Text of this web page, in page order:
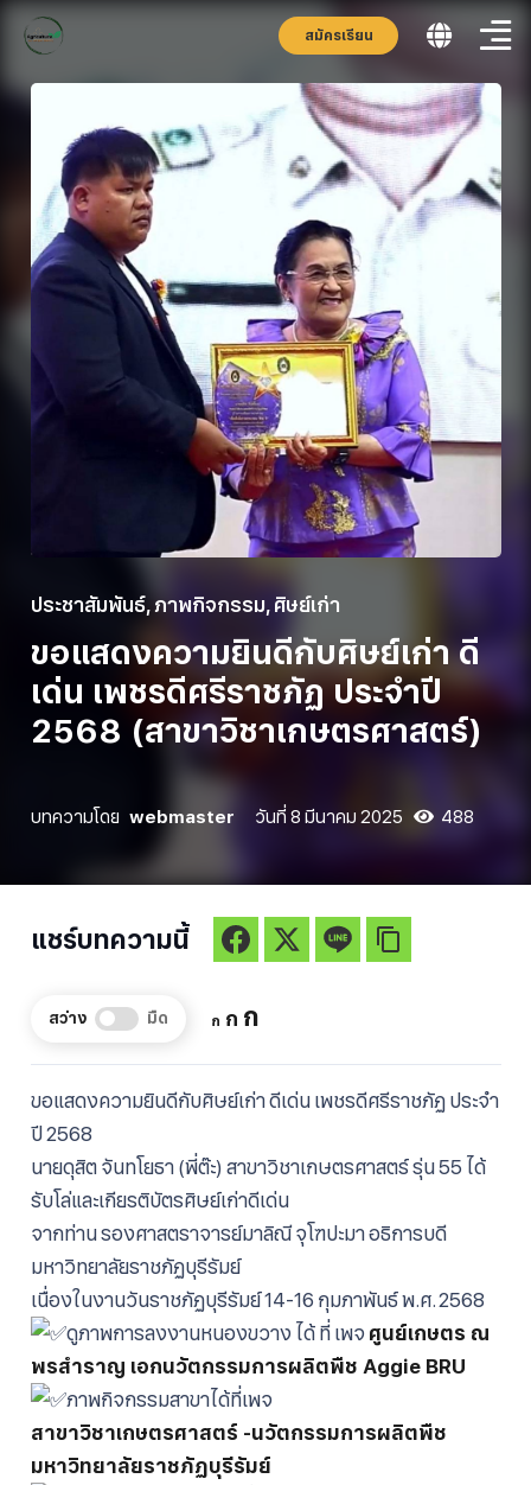
สมัครเรียน
ประชาสัมพันธ์, ภาพกิจกรรม, ศิษย์เก่า
ขอแสดงความยินดีกับศิษย์เก่า ดี
เด่น เพชรดีศรีราชภัฏ ประจำปี
2568 (สาขาวิชาเกษตรศาสตร์)
บทความโดย webmaster วันที่ 8 มีนาคม 2025 488
แชร์บทความนี้
สว่าง มืด กDecrease
กReset
กIncrease
ขอแสดงความยินดีกับศิษย์เก่า ดีเด่น เพชรดีศรีราชภัฏ ประจำ
ปี 2568
นายดุสิต จันทโยธา (พี่ต๊ะ) สาขาวิชาเกษตรศาสตร์ รุ่น 55 ได้
รับโล่และเกียรติบัตรศิษย์เก่าดีเด่น
จากท่าน รองศาสตราจารย์มาลิณี จุโฑปะมา อธิการบดี
มหาวิทยาลัยราชภัฏบุรีรัมย์
เนื่องในงานวันราชภัฏบุรีรัมย์ 14-16 กุมภาพันธ์ พ.ศ. 2568
ดูภาพการลงงานหนองขวาง ได้ ที่ เพจ ศูนย์เกษตร ณ
พรสำราญ เอกนวัตกรรมการผลิตพืช Aggie BRU
ภาพกิจกรรมสาขาได้ที่เพจ
สาขาวิชาเกษตรศาสตร์ -นวัตกรรมการผลิตพืช
มหาวิทยาลัยราชภัฏบุรีรัมย์